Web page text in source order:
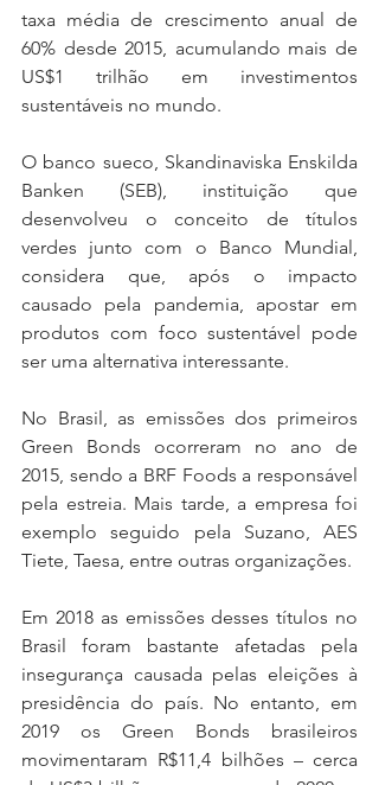
taxa média de crescimento anual de
60% desde 2015, acumulando mais de
US$1 trilhão em investimentos
sustentáveis no mundo.
O banco sueco, Skandinaviska Enskilda
Banken (SEB), instituição que
desenvolveu o conceito de títulos
verdes junto com o Banco Mundial,
considera que, após o impacto
causado pela pandemia, apostar em
produtos com foco sustentável pode
ser uma alternativa interessante.
No Brasil, as emissões dos primeiros
Green Bonds ocorreram no ano de
2015, sendo a BRF Foods a responsável
pela estreia. Mais tarde, a empresa foi
exemplo seguido pela Suzano, AES
Tiete, Taesa, entre outras organizações.
Em 2018 as emissões desses títulos no
Brasil foram bastante afetadas pela
insegurança causada pelas eleições à
presidência do país. No entanto, em
2019 os Green Bonds brasileiros
movimentaram R$11,4 bilhões – cerca